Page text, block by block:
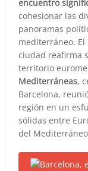
encuentro
cohesionar las
panoramas
mediterráneo.
ciudad reafirma
territorio
Mediterráneas,
Barcelona,
región en un
sólidas entre
del